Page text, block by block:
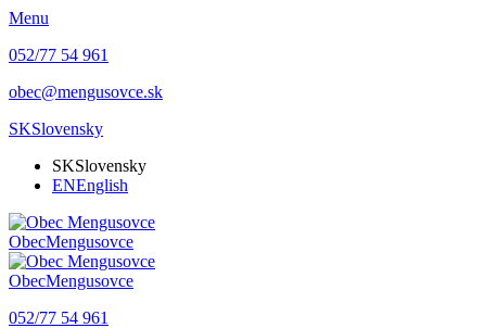
Menu
052/77 54 961
obec@mengusovce.sk
SKSlovensky
SKSlovensky
ENEnglish
ObecMengusovce
ObecMengusovce
052/77 54 961